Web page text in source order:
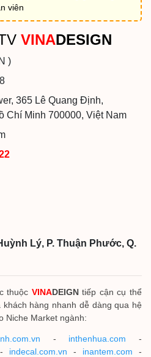
viên
VINADESIGN
)
365 Lê Quang Định,
Chí Minh 700000, Việt Nam
Lý, P. Thuận Phước, Q.
thuộc VINADEIGNtiếp cận cụ thể
hàng nhanh dễ dàng qua hệ
Niche Market ngành:
- inthenhua.com -
indecal.com.vn - inantem.com -